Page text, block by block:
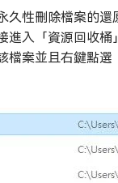
久性刪除檔案的還
進入「資源回收桶
檔案並且右鍵點選